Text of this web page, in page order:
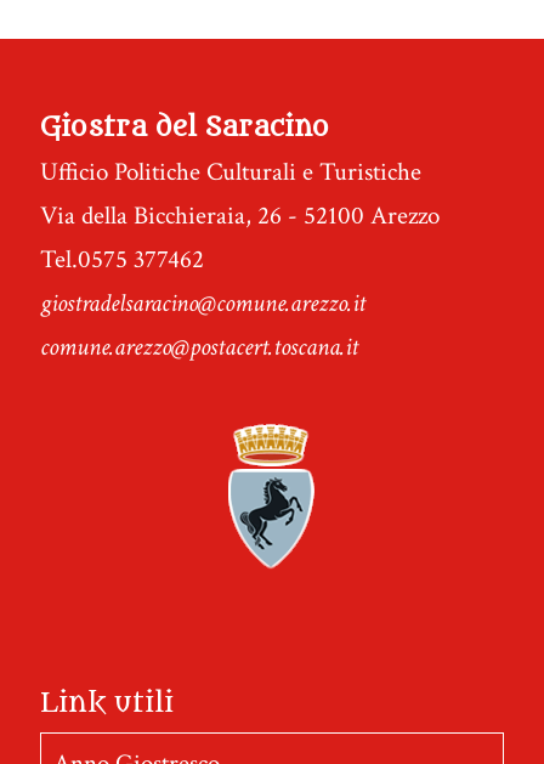
Giostra del Saracino
Ufficio Politiche Culturali e Turistiche
Via della Bicchieraia, 26 - 52100 Arezzo
Tel.0575 377462
giostradelsaracino@comune.arezzo.it
comune.arezzo@postacert.toscana.it
Link utili